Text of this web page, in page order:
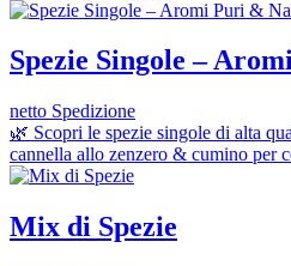
Spezie Singole –
netto Spedizione
🌿 Scopri le spezie singole di alta
cannella allo zenzero & cumino per
Mix di Spezie